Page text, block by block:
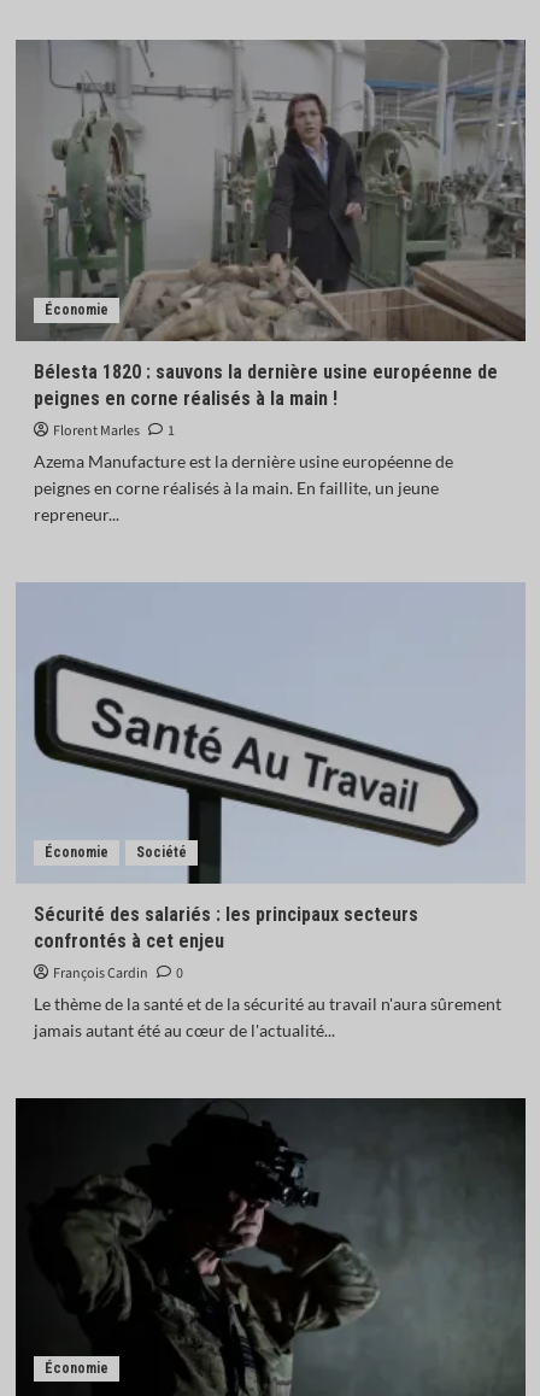
Économie
Bélesta 1820 : sauvons la dernière usine européenne de
peignes en corne réalisés à la main !
Florent Marles
1
Azema Manufacture est la dernière usine européenne de
peignes en corne réalisés à la main. En faillite, un jeune
repreneur...
Économie Société
Sécurité des salariés : les principaux secteurs
confrontés à cet enjeu
François Cardin
0
Le thème de la santé et de la sécurité au travail n'aura sûrement
jamais autant été au cœur de l'actualité...
Économie